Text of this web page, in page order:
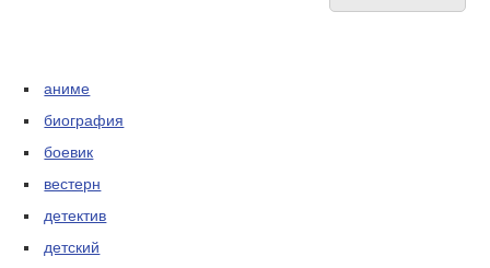
аниме
биография
боевик
вестерн
детектив
детский